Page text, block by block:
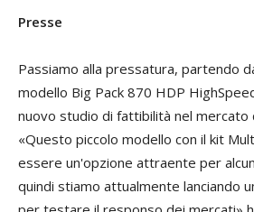
Presse
Passiamo alla pressatura, partendo
modello Big Pack 870 HDP
nuovo studio di fattibilità nel mercato
«Questo piccolo modello con il kit
essere un'opzione attraente per
quindi stiamo attualmente lanciando